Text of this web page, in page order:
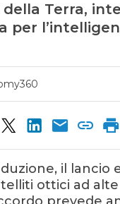
Terra,
per
il lancio
ottici ad alte